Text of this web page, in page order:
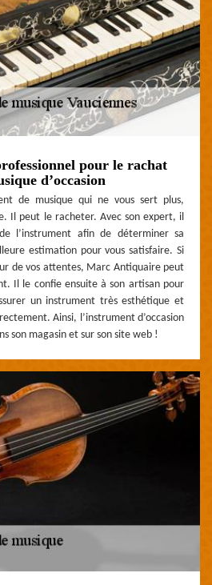
pour le rachat
d’occasion
de musique qui ne vous sert plus,
Il peut le racheter. Avec son expert, il
l’instrument afin de déterminer sa
estimation pour vous satisfaire. Si
de vos attentes, Marc Antiquaire peut
Il le confie ensuite à son artisan pour
un instrument très esthétique et
Ainsi, l’instrument d’occasion
son magasin et sur son site web !